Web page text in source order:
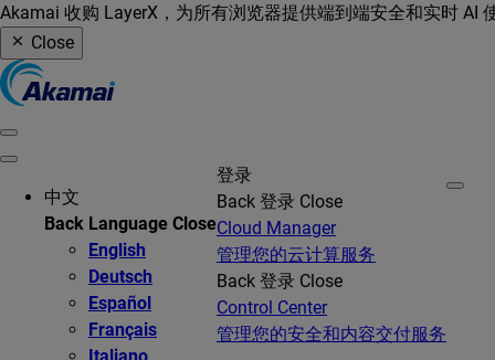
Akamai 收购 LayerX，为所有浏览器提供端到端安全和实时 AI
Close
中文
Back Language Close
English
Deutsch
Español
Français
登录
Back 登录 Close
Cloud Manager
管理您的云计算服务
Back 登录 Close
Control Center
管理您的安全和内容交付服务